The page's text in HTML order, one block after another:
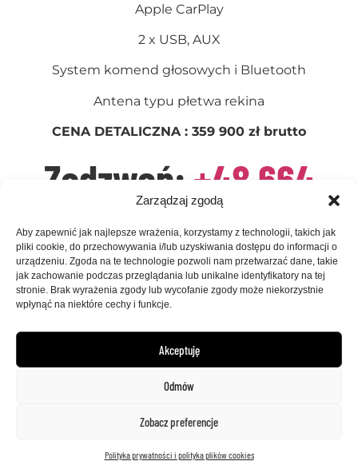
Zarządzaj zgodą
Aby zapewnić jak najlepsze wrażenia, korzystamy z technologii, takich jak
pliki cookie, do przechowywania i/lub uzyskiwania dostępu do informacji o
urządzeniu. Zgoda na te technologie pozwoli nam przetwarzać dane, takie
jak zachowanie podczas przeglądania lub unikalne identyfikatory na tej
stronie. Brak wyrażenia zgody lub wycofanie zgody może niekorzystnie
wpłynąć na niektóre cechy i funkcje.
Akceptuję
Odmów
Zobacz preferencje
Polityka prywatności i polityka plików cookies
Apple CarPlay
2 x USB, AUX
System komend głosowych i Bluetooth
Antena typu płetwa rekina
CENA DETALICZNA : 359 900 zł brutto
Zadzwoń: +48 664
441 321
Zobacz inne oferty